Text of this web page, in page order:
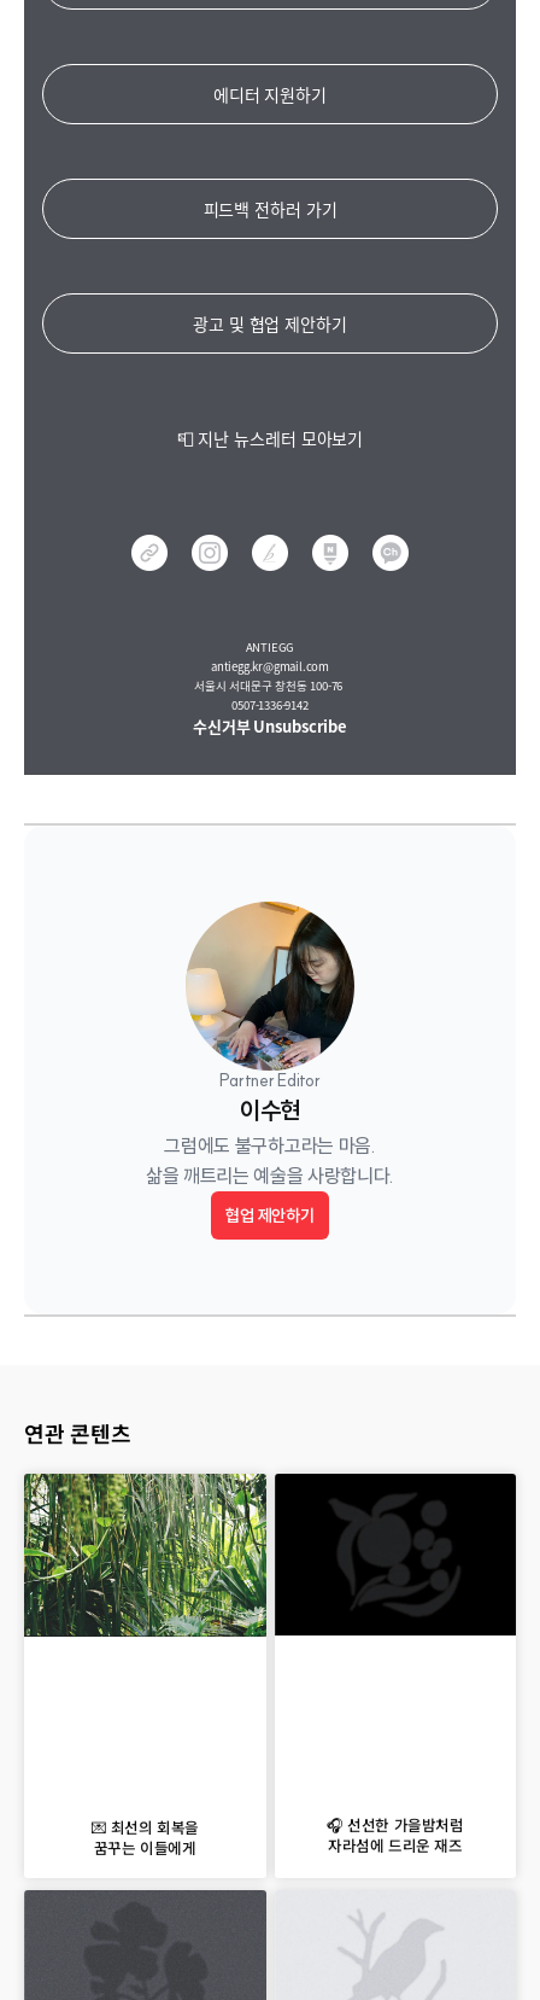
에디터 지원하기
피드백 전하러 가기
광고 및 협업 제안하기
📮 지난 뉴스레터 모아보기
ANTIEGG
antiegg.kr@gmail.com
서울시 서대문구 창천동 100-76
0507-1336-9142
수신거부Unsubscribe
Partner Editor
이수현
그럼에도 불구하고라는 마음.
삶을 깨트리는 예술을 사랑합니다.
협업 제안하기
연관 콘텐츠
💌 최선의 회복을
꿈꾸는 이들에게
🎧 선선한 가을밤처럼
자라섬에 드리운 재즈